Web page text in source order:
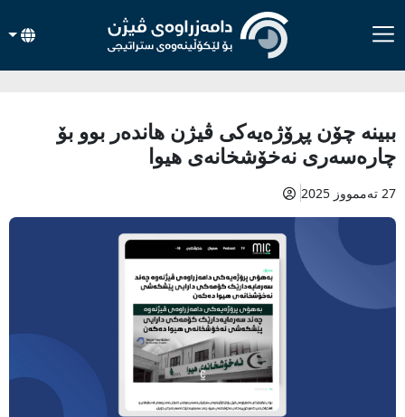
ببینە چۆن پڕۆژەیەکی ڤیژن هاندەر بوو بۆ
چارەسەری نەخۆشخانەی هیوا
27 تەممووز 2025